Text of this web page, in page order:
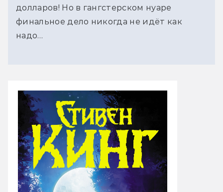
долларов! Но в гангстерском нуаре
финальное дело никогда не идёт как
надо…